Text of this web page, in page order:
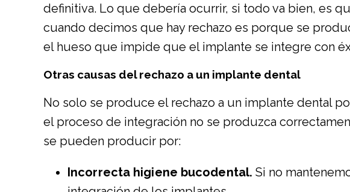
definitiva. Lo que debería ocurrir, si todo va bien, es
cuando decimos que hay rechazo es porque se
el hueso que impide que el implante se integre con
Otras causas del rechazo a un implante dental
No solo se produce el rechazo a un implante dental
el proceso de integración no se produzca
se pueden producir por:
Incorrecta higiene bucodental. Si no